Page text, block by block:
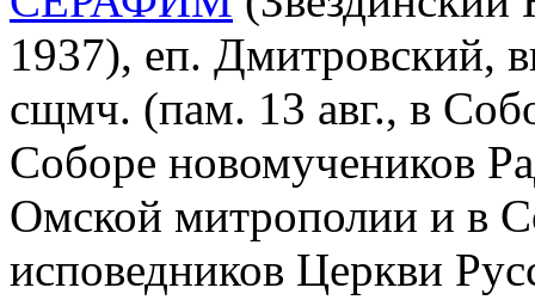
1937), еп. Дмитровский,
сщмч. (пам. 13 авг., в
Соборе новомучеников
Омской митрополии и в
исповедников Церкви